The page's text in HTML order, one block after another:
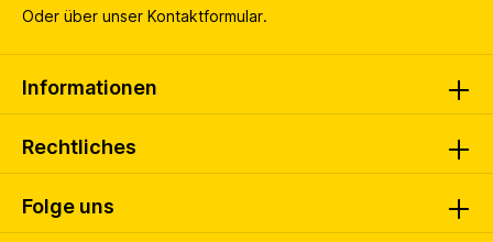
Folge uns
Oder über unser Kontaktformular.
Informationen
Rechtliches